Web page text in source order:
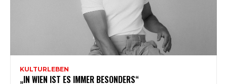
KULTURLEBEN
„IN WIEN IST ES IMMER BESONDERS“